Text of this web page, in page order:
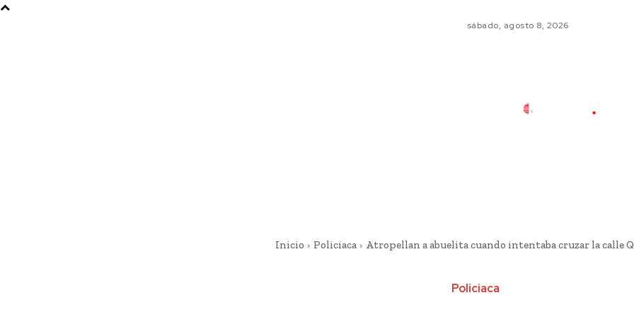
sábado, agosto 8, 2026
Inicio Policiaca Atropellan a abuelita cuando intentaba cruzar la calle
Policiaca